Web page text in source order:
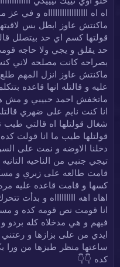
اه اه اااااااااااااااااه و في
ماكنتش عاوز ابطل بس
قولتها كسم اي حد بيتصلل
حد يقلق و يجي ولا حاجه
بصراحه كانت مصلحه لاني
ماكنتش عاوز انزل المهم
عليه و قالتله انها قاعده
ماتخفش احمد حبيبي و مش
انا كنت نايم على ضهري
شغال قولتلها اه قالتي
قولتلها طيب ما انا قولت
دخلنا الاوضه و نمت على
تيجي جنبي من الناحيه
قامت طالعه على زبري و
كسها و قامت قاعده عليه مره
اهاه اهه اااااااااه و بدأت
انا قومت نص قومه كده و
فيهم و هي مدخلاه كله بردو
ايدي من على بزازها و
ساعتها منظر طيزها من ورا
كده 👇👇